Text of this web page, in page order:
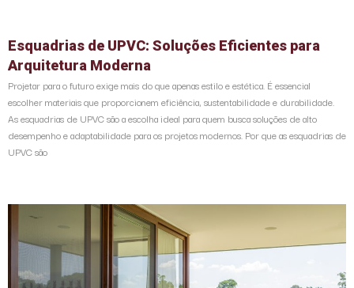
Esquadrias de UPVC: Soluções Eficientes para
Arquitetura Moderna
Projetar para o futuro exige mais do que apenas estilo e estética. É essencial
escolher materiais que proporcionem eficiência, sustentabilidade e durabilidade.
As esquadrias de UPVC são a escolha ideal para quem busca soluções de alto
desempenho e adaptabilidade para os projetos modernos. Por que as esquadrias de
UPVC são